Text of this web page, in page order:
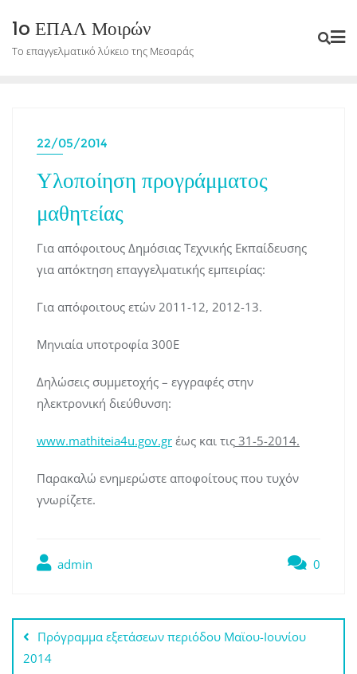
content
1o ΕΠΑΛ Μοιρών
Το επαγγελματικό λύκειο της Μεσαράς
22/05/2014
Υλοποίηση προγράμματος
μαθητείας
Για απόφοιτους Δημόσιας Τεχνικής Εκπαίδευσης
για απόκτηση επαγγελματικής εμπειρίας:
Για απόφοιτους ετών 2011-12, 2012-13.
Μηνιαία υποτροφία 300Ε
Δηλώσεις συμμετοχής – εγγραφές στην
ηλεκτρονική διεύθυνση:
www.mathiteia4u.gov.gr έως και τις 31-5-2014.
Παρακαλώ ενημερώστε αποφοίτους που τυχόν
γνωρίζετε.
admin 0
Πλοήγηση
άρθρων
Πρόγραμμα εξετάσεων περιόδου Μαϊου-Ιουνίου
2014